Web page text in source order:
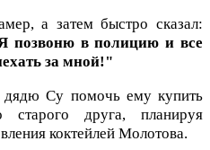
а затем быстро сказал:
позвоню в полицию и все
за мной!"
Су помочь ему купить
друга, планируя
коктейлей Молотова.